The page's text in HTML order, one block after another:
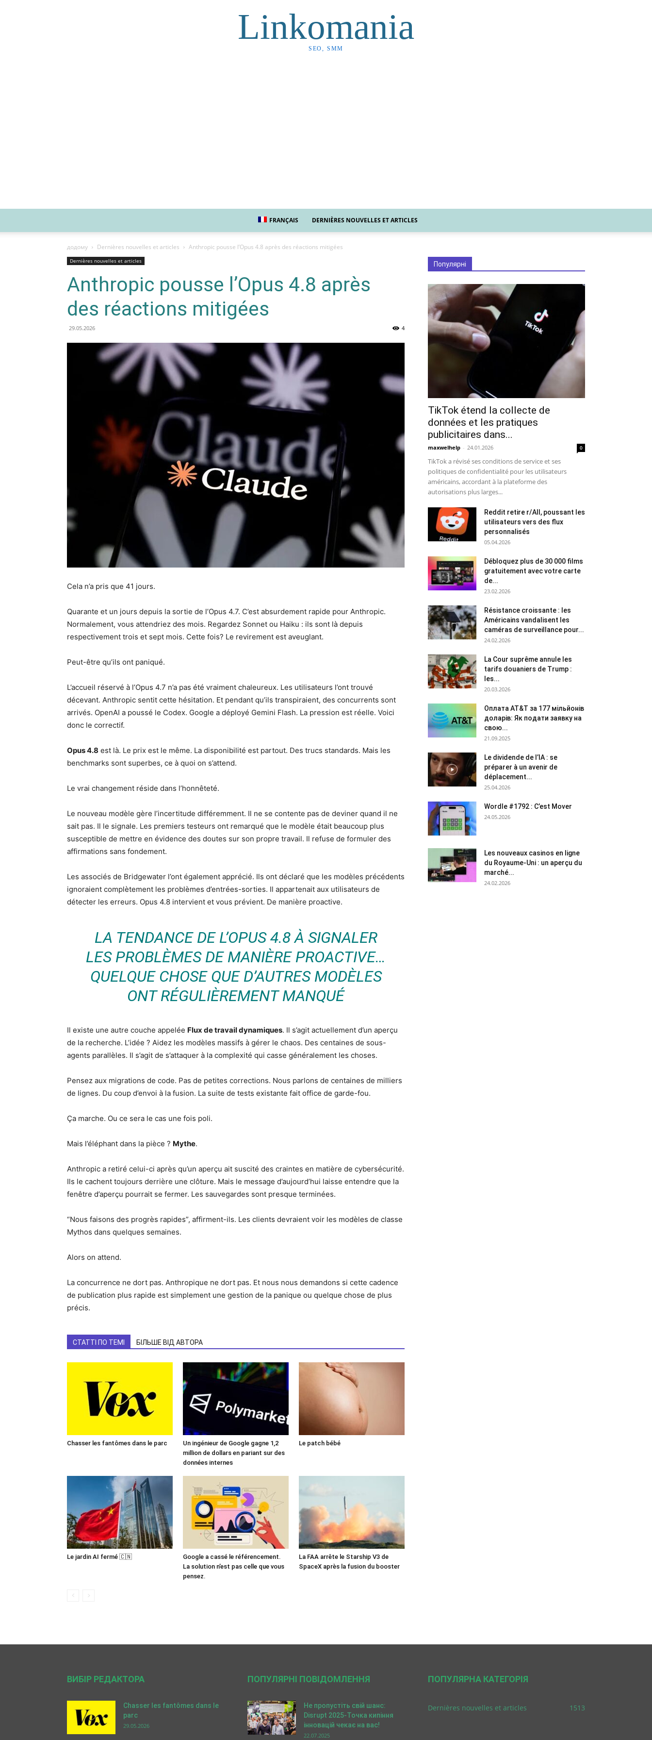
Linkomania
SEO, SMM
FRANÇAIS DERNIÈRES NOUVELLES ET ARTICLES
додому Dernières nouvelles et articles Anthropic pousse l’Opus 4.8 après des réactions mitigées
Dernières nouvelles et articles
Anthropic pousse l’Opus 4.8 après
des réactions mitigées
29.05.2026 4
Cela n’a pris que 41 jours.
Quarante et un jours depuis la sortie de l’Opus 4.7. C’est absurdement rapide pour Anthropic.
Normalement, vous attendriez des mois. Regardez Sonnet ou Haiku : ils sont là depuis
respectivement trois et sept mois. Cette fois? Le revirement est aveuglant.
Peut-être qu’ils ont paniqué.
L’accueil réservé à l’Opus 4.7 n’a pas été vraiment chaleureux. Les utilisateurs l’ont trouvé
décevant. Anthropic sentit cette hésitation. Et pendant qu’ils transpiraient, des concurrents sont
arrivés. OpenAI a poussé le Codex. Google a déployé Gemini Flash. La pression est réelle. Voici
donc le correctif.
Opus 4.8 est là. Le prix est le même. La disponibilité est partout. Des trucs standards. Mais les
benchmarks sont superbes, ce à quoi on s’attend.
Le vrai changement réside dans l’honnêteté.
Le nouveau modèle gère l’incertitude différemment. Il ne se contente pas de deviner quand il ne
sait pas. Il le signale. Les premiers testeurs ont remarqué que le modèle était beaucoup plus
susceptible de mettre en évidence des doutes sur son propre travail. Il refuse de formuler des
affirmations sans fondement.
Les associés de Bridgewater l’ont également apprécié. Ils ont déclaré que les modèles précédents
ignoraient complètement les problèmes d’entrées-sorties. Il appartenait aux utilisateurs de
détecter les erreurs. Opus 4.8 intervient et vous prévient. De manière proactive.
LA TENDANCE DE L’OPUS 4.8 À SIGNALER
LES PROBLÈMES DE MANIÈRE PROACTIVE…
QUELQUE CHOSE QUE D’AUTRES MODÈLES
ONT RÉGULIÈREMENT MANQUÉ
Il existe une autre couche appelée Flux de travail dynamiques. Il s’agit actuellement d’un aperçu
de la recherche. L’idée ? Aidez les modèles massifs à gérer le chaos. Des centaines de sous-
agents parallèles. Il s’agit de s’attaquer à la complexité qui casse généralement les choses.
Pensez aux migrations de code. Pas de petites corrections. Nous parlons de centaines de milliers
de lignes. Du coup d’envoi à la fusion. La suite de tests existante fait office de garde-fou.
Ça marche. Ou ce sera le cas une fois poli.
Mais l’éléphant dans la pièce ? Mythe.
Anthropic a retiré celui-ci après qu’un aperçu ait suscité des craintes en matière de cybersécurité.
Ils le cachent toujours derrière une clôture. Mais le message d’aujourd’hui laisse entendre que la
fenêtre d’aperçu pourrait se fermer. Les sauvegardes sont presque terminées.
“Nous faisons des progrès rapides”, affirment-ils. Les clients devraient voir les modèles de classe
Mythos dans quelques semaines.
Alors on attend.
La concurrence ne dort pas. Anthropique ne dort pas. Et nous nous demandons si cette cadence
de publication plus rapide est simplement une gestion de la panique ou quelque chose de plus
précis.
СТАТТІ ПО ТЕМІ БІЛЬШЕ ВІД АВТОРА
Chasser les fantômes dans le parc
Un ingénieur de Google gagne 1,2
million de dollars en pariant sur des
données internes
Le patch bébé
Le jardin AI fermé 🇨🇳
Google a cassé le référencement.
La solution n’est pas celle que vous
pensez.
La FAA arrête le Starship V3 de
SpaceX après la fusion du booster
Популярні
TikTok étend la collecte de
données et les pratiques
publicitaires dans...
maxwelhelp - 24.01.2026 0
TikTok a révisé ses conditions de service et ses
politiques de confidentialité pour les utilisateurs
américains, accordant à la plateforme des
autorisations plus larges...
Reddit retire r/All, poussant les
utilisateurs vers des flux
personnalisés
05.04.2026
Débloquez plus de 30 000 films
gratuitement avec votre carte
de...
23.02.2026
Résistance croissante : les
Américains vandalisent les
caméras de surveillance pour...
24.02.2026
La Cour suprême annule les
tarifs douaniers de Trump :
les...
20.03.2026
Оплата AT&T за 177 мільйонів
доларів: Як подати заявку на
свою...
21.09.2025
Le dividende de l’IA : se
préparer à un avenir de
déplacement...
25.04.2026
Wordle #1792 : C’est Mover
24.05.2026
Les nouveaux casinos en ligne
du Royaume-Uni : un aperçu du
marché...
24.02.2026
ВИБІР РЕДАКТОРА
Chasser les fantômes dans le
parc
29.05.2026
ПОПУЛЯРНІ ПОВІДОМЛЕННЯ
Не пропустіть свій шанс:
Disrupt 2025-Точка кипіння
інновацій чекає на вас!
22.07.2025
ПОПУЛЯРНА КАТЕГОРІЯ
Dernières nouvelles et articles 1513